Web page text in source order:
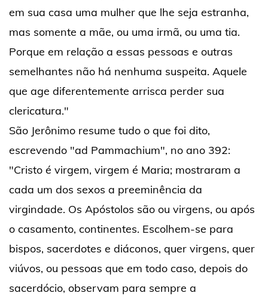
em sua casa uma mulher que lhe seja estranha,
mas somente a mãe, ou uma irmã, ou uma tia.
Porque em relação a essas pessoas e outras
semelhantes não há nenhuma suspeita. Aquele
que age diferentemente arrisca perder sua
clericatura."
São Jerônimo resume tudo o que foi dito,
escrevendo "ad Pammachium", no ano 392:
"Cristo é virgem, virgem é Maria; mostraram a
cada um dos sexos a preeminência da
virgindade. Os Apóstolos são ou virgens, ou após
o casamento, continentes. Escolhem-se para
bispos, sacerdotes e diáconos, quer virgens, quer
viúvos, ou pessoas que em todo caso, depois do
sacerdócio, observam para sempre a